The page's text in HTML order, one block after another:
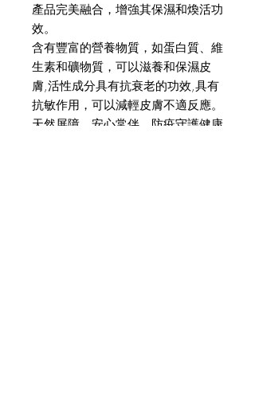
產品完美融合，增強其保濕和煥活功
效。
含有豐富的營養物質，如蛋白質、維
生素和礦物質，可以滋養和保濕皮
膚,活性成分具有抗衰老的功效,具有
抗敏作用，可以減輕皮膚不適反應。
天然屏障，安心常伴，防疫守護健康